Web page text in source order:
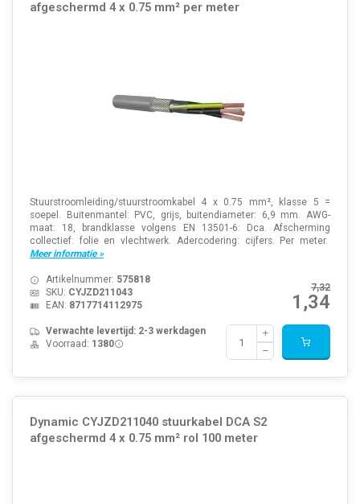
afgeschermd 4 x 0.75 mm² per meter
Stuurstroomleiding/stuurstroomkabel 4 x 0.75 mm², klasse 5 =
soepel. Buitenmantel: PVC, grijs, buitendiameter: 6,9 mm. AWG-
maat: 18, brandklasse volgens EN 13501-6: Dca. Afscherming
collectief: folie en vlechtwerk. Adercodering: cijfers. Per meter.
Meer informatie »
7,32
1,34
Artikelnummer: 575818
SKU: CYJZD211043
EAN: 8717714112975
Verwachte levertijd: 2-3 werkdagen
Voorraad: 1380
Dynamic CYJZD211040 stuurkabel DCA S2
afgeschermd 4 x 0.75 mm² rol 100 meter